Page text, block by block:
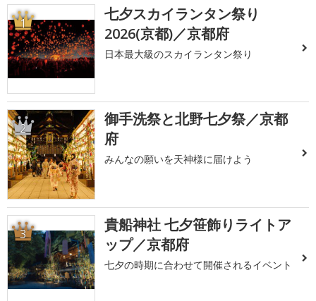
1
七夕スカイランタン祭り
2026(京都)／京都府
日本最大級のスカイランタン祭り
2
御手洗祭と北野七夕祭／京都
府
みんなの願いを天神様に届けよう
3
貴船神社 七夕笹飾りライトア
ップ／京都府
七夕の時期に合わせて開催されるイベント